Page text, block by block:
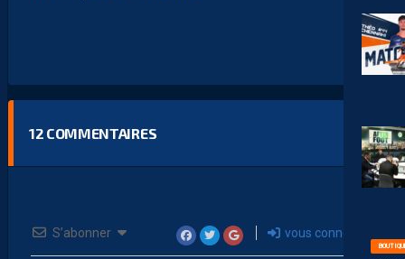
12 COMMENTAIRES
S’abonner vous connecter